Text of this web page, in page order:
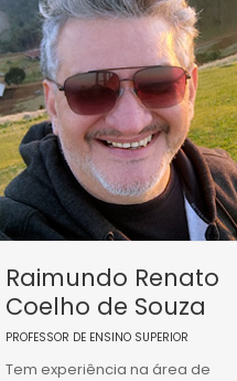
Raimundo Renato
Coelho de Souza
PROFESSOR DE ENSINO SUPERIOR
Tem experiência na área de